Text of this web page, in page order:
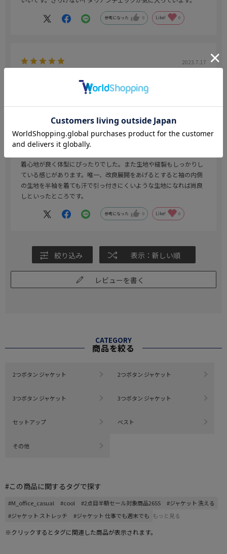
参考になった 0 Like! 0
2023.7.17
no name
年代:30代 身長:180cm～ 体型:ふつう
着心地が良く体型にぴったりでした。また生地や縫製もしっかりし
ている感じがあります。唯一、改良展開をあげるとすると袖の内側
の生地を半袖を着ても汗で引っ付きにくいような生地になれば尚良
しといったところです。
参考になった 0 Like! 0
絞り込み 表示：新しい順
レビューを書く
CATEGORY
商品を絞る
2つボタン ジャケット 2つボタン ジャケット
3つボタン ジャケット 3つボタン ジャケット
セットアップ ベスト
その他
#この商品に関するタグで探す
#M_office_casual #cool #2点目半額セール対象商品26SS
#ジャケット 洗える
#ジャケット ストレッチ
#ジャケット 仕事でも週末でも もっと見る
※クリックするとタグに関連した商品が表示されます。